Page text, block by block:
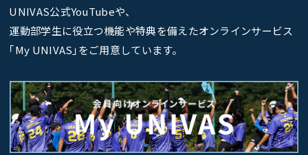
UNIVAS公式YouTubeや、
運動部学生に役立つ機能や特典を備えたオンラインサービス
｢My UNIVAS｣をご用意しています。